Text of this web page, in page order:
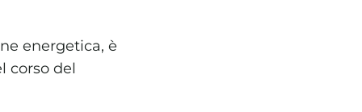
energetica, è
corso del